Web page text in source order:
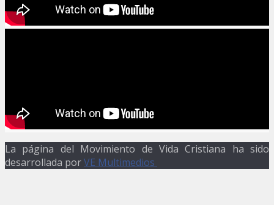
La página del Movimiento de Vida Cristiana ha sido
desarrollada porVE Multimedios